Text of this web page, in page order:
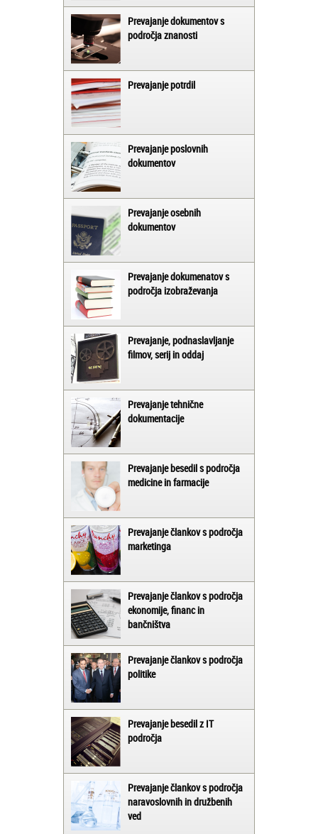
Prevajanje dokumentov s
področja znanosti
Prevajanje potrdil
Prevajanje poslovnih
dokumentov
Prevajanje osebnih
dokumentov
Prevajanje dokumenatov s
področja izobraževanja
Prevajanje, podnaslavljanje
filmov, serij in oddaj
Prevajanje tehnične
dokumentacije
Prevajanje besedil s področja
medicine in farmacije
Prevajanje člankov s področja
marketinga
Prevajanje člankov s področja
ekonomije, financ in
bančništva
Prevajanje člankov s področja
politike
Prevajanje besedil z IT
področja
Prevajanje člankov s področja
naravoslovnih in družbenih
ved